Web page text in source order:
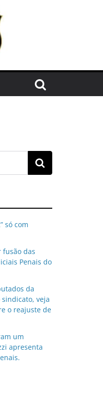
só com
fusão das
Penais do
da
sindicato, veja
o reajuste de
um
apresenta